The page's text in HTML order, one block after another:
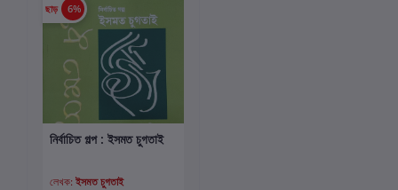
ছাড় 6%
কার্টে যোগ করুন
নির্বাচিত গল্প : ইসমত চুগতাই
লেখক: ইসমত চুগতাই